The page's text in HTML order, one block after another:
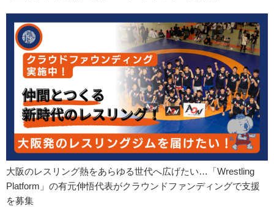
大阪のレスリング熱をあらゆる世代へ広げたい…「Wrestling
Platform」の有元伸悟代表がクラウンドファンディングで支援
を募集